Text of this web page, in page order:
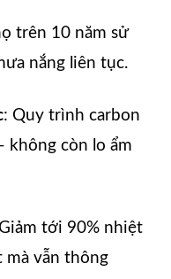
trên 10 năm sử
nắng liên tục.
: Quy trình carbon
không còn lo ẩm
tới 90% nhiệt
mà vẫn thông